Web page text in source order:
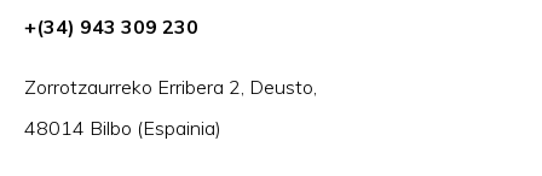
+(34) 943 309 230
Zorrotzaurreko Erribera 2, Deusto,
48014 Bilbo (Espainia)